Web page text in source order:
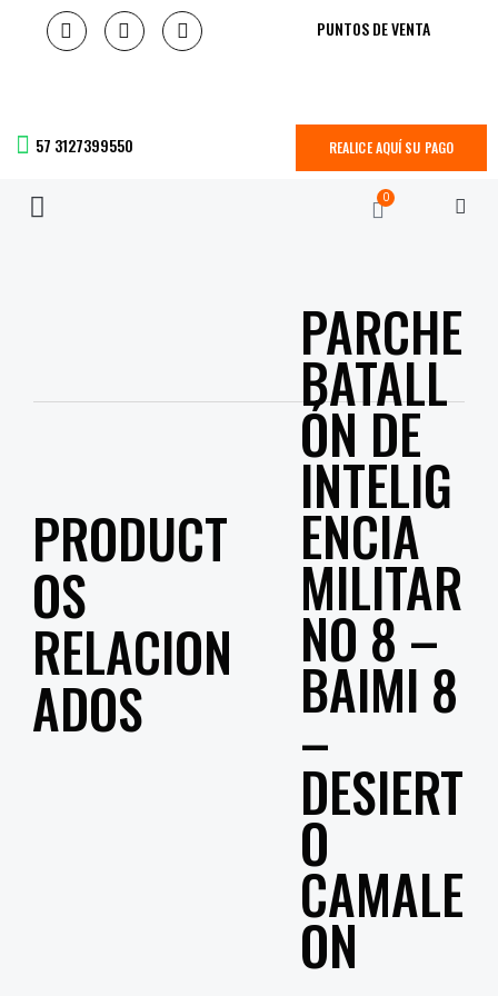
PUNTOS DE VENTA
57 3127399550 REALICE AQUÍ SU PAGO
0
PARCHE
BATALL
ÓN DE
INTELIG
ENCIA
MILITAR
NO 8 –
BAIMI 8
–
DESIERT
O
CAMALE
ON
PRODUCT
OS
RELACION
ADOS